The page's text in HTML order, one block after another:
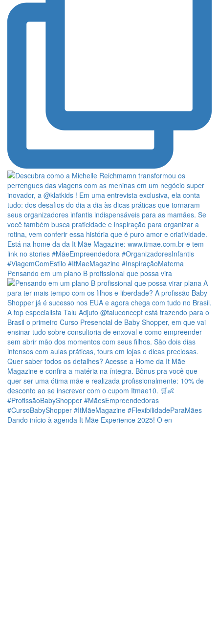
Pensando em um plano B profissional que possa vira
Dando início à agenda It Mãe Experience 2025! O en